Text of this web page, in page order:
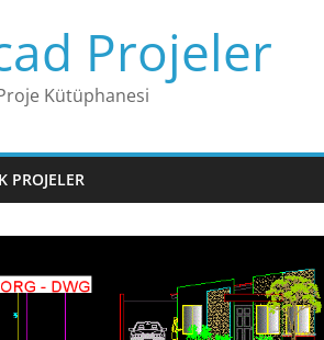
Projeler
Kütüphanesi
PROJELER